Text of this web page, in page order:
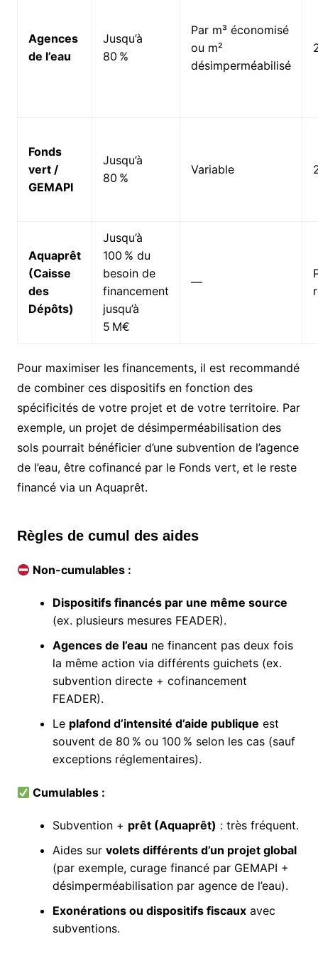
Agences
de l’eau
Jusqu’à
80 %
Par m³ économisé
ou m²
désimperméabilisé
Fonds
vert /
GEMAPI
Jusqu’à
80 %
Variable
Aquaprêt
(Caisse
des
Dépôts)
Jusqu’à
100 % du
besoin de
financement
jusqu’à
5 M€
—
Pour maximiser les financements, il est recommandé
de combiner ces dispositifs en fonction des
spécificités de votre projet et de votre territoire. Par
exemple, un projet de désimperméabilisation des
sols pourrait bénéficier d’une subvention de l’agence
de l’eau, être cofinancé par le Fonds vert, et le reste
financé via un Aquaprêt.
Règles de cumul des aides
Non-cumulables :
Dispositifs financés par une même source
(ex. plusieurs mesures FEADER).
Agences de l’eau ne financent pas deux fois
la même action via différents guichets (ex.
subvention directe + cofinancement
FEADER).
Le plafond d’intensité d’aide publique est
souvent de 80 % ou 100 % selon les cas (sauf
exceptions réglementaires).
Cumulables :
Subvention + prêt (Aquaprêt) : très fréquent.
Aides sur volets différents d’un projet global
(par exemple, curage financé par GEMAPI +
désimperméabilisation par agence de l’eau).
Exonérations ou dispositifs fiscauxavec
subventions.